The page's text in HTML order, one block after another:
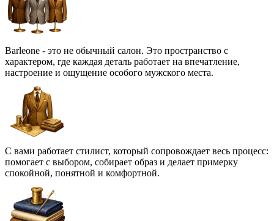
Barleone - это не обычный салон. Это пространство с
характером, где каждая деталь работает на впечатление,
настроение и ощущение особого мужского места.
С вами работает стилист, который сопровождает весь процесс:
помогает с выбором, собирает образ и делает примерку
спокойной, понятной и комфортной.